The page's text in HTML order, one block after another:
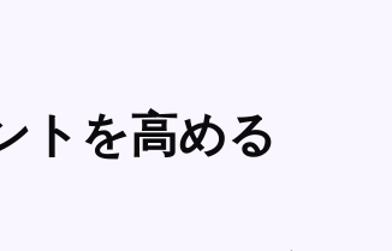
トを高める